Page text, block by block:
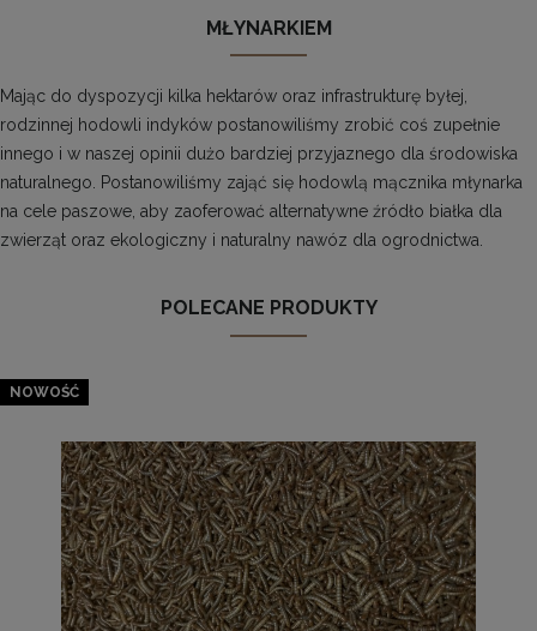
MŁYNARKIEM
Mając do dyspozycji kilka hektarów oraz infrastrukturę byłej,
rodzinnej hodowli indyków postanowiliśmy zrobić coś zupełnie
innego i w naszej opinii dużo bardziej przyjaznego dla środowiska
naturalnego. Postanowiliśmy zająć się hodowlą mącznika młynarka
na cele paszowe, aby zaoferować alternatywne źródło białka dla
zwierząt oraz ekologiczny i naturalny nawóz dla ogrodnictwa.
POLECANE PRODUKTY
NOWOŚĆ